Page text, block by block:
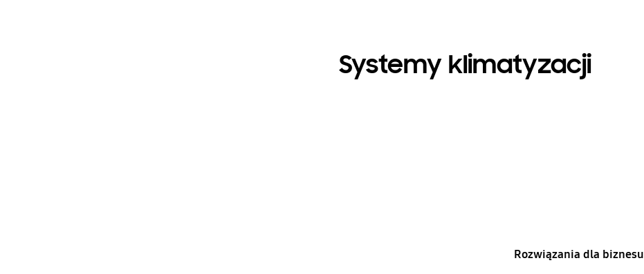
Systemy klimatyzacji
Rozwiązania dla biznesu